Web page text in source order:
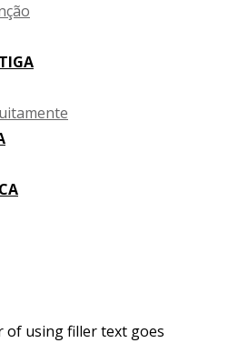
of using filler text goes